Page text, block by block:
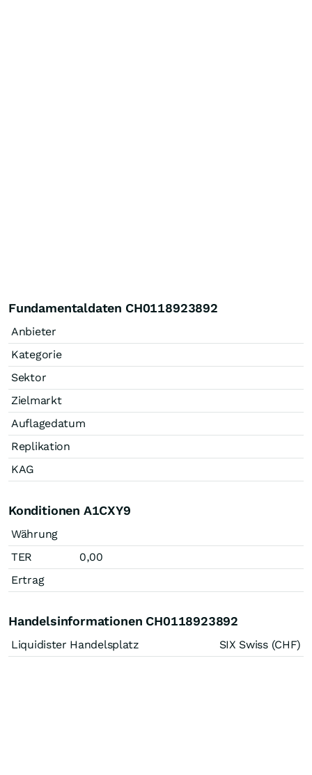
Fundamentaldaten CH0118923892
Anbieter
Kategorie
Sektor
Zielmarkt
Auflagedatum
Replikation
KAG
Konditionen A1CXY9
Währung
TER
0,00
Ertrag
Handelsinformationen CH0118923892
Liquidister Handelsplatz SIX Swiss (CHF)